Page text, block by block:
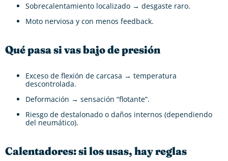
Sobrecalentamiento localizado → desgaste raro.
Moto nerviosa y con menos feedback.
Qué pasa si vas bajo de presión
Exceso de flexión de carcasa → temperatura
descontrolada.
Deformación → sensación “flotante”.
Riesgo de destalonado o daños internos (dependiendo
del neumático).
Calentadores: si los usas, hay reglas